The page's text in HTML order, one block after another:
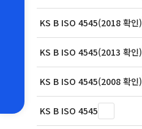
KS B ISO 4545(2018 확인)
KS B ISO 4545(2013 확인)
KS B ISO 4545(2008 확인)
KS B ISO 4545